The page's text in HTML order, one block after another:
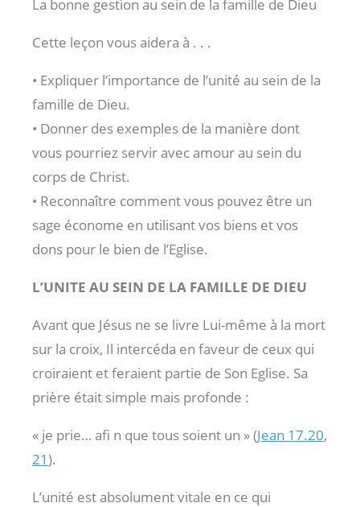
La bonne gestion au sein de la famille de Dieu
Cette leçon vous aidera à . . .
• Expliquer l’importance de l’unité au sein de la
famille de Dieu.
• Donner des exemples de la manière dont
vous pourriez servir avec amour au sein du
corps de Christ.
• Reconnaître comment vous pouvez être un
sage économe en utilisant vos biens et vos
dons pour le bien de l’Eglise.
L’UNITE AU SEIN DE LA FAMILLE DE DIEU
Avant que Jésus ne se livre Lui-même à la mort
sur la croix, Il intercéda en faveur de ceux qui
croiraient et feraient partie de Son Eglise. Sa
prière était simple mais profonde :
« je prie… afi n que tous soient un » (Jean 17.20,
21).
L’unité est absolument vitale en ce qui